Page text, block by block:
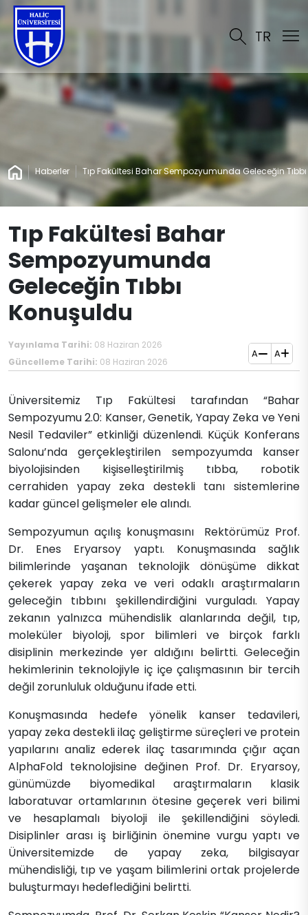
TR
Haberler Tıp Fakültesi Bahar Sempozyumunda Geleceğin
Tıp Fakültesi Bahar
Sempozyumunda
Geleceğin Tıbbı
Konuşuldu
Yayınlama Tarihi: 08 Haziran 2026
Güncelleme Tarihi: 08 Haziran 2026
A A
Üniversitemiz Tıp Fakültesi tarafından “Bahar
Sempozyumu 2.0: Kanser, Genetik, Yapay Zeka ve Yeni
Nesil Tedaviler” etkinliği düzenlendi. Küçük Konferans
Salonu’nda gerçekleştirilen sempozyumda kanser
biyolojisinden kişiselleştirilmiş tıbba, robotik
cerrahiden yapay zeka destekli tanı sistemlerine
kadar güncel gelişmeler ele alındı.
Sempozyumun açılış konuşmasını Rektörümüz Prof.
Dr. Enes Eryarsoy yaptı. Konuşmasında sağlık
bilimlerinde yaşanan teknolojik dönüşüme dikkat
çekerek yapay zeka ve veri odaklı araştırmaların
geleceğin tıbbını şekillendirdiğini vurguladı. Yapay
zekanın yalnızca mühendislik alanlarında değil, tıp,
moleküler biyoloji, spor bilimleri ve birçok farklı
disiplinin merkezinde yer aldığını belirtti. Geleceğin
hekimlerinin teknolojiyle iç içe çalışmasının bir tercih
değil zorunluluk olduğunu ifade etti.
Konuşmasında hedefe yönelik kanser tedavileri,
yapay zeka destekli ilaç geliştirme süreçleri ve protein
yapılarını analiz ederek ilaç tasarımında çığır açan
AlphaFold teknolojisine değinen Prof. Dr. Eryarsoy,
günümüzde biyomedikal araştırmaların klasik
laboratuvar ortamlarının ötesine geçerek veri bilimi
ve hesaplamalı biyoloji ile şekillendiğini söyledi.
Disiplinler arası iş birliğinin önemine vurgu yaptı ve
Üniversitemizde de yapay zeka, bilgisayar
mühendisliği, tıp ve yaşam bilimlerini ortak projelerde
buluşturmayı hedeflediğini belirtti.